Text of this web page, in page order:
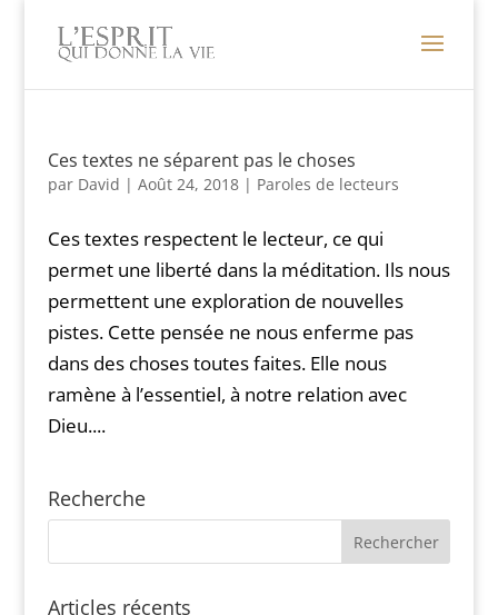
Ces textes ne séparent pas le choses
par David | Août 24, 2018| Paroles de lecteurs
Ces textes respectent le lecteur, ce qui
permet une liberté dans la méditation. Ils nous
permettent une exploration de nouvelles
pistes. Cette pensée ne nous enferme pas
dans des choses toutes faites. Elle nous
ramène à l’essentiel, à notre relation avec
Dieu....
Recherche
Articles récents